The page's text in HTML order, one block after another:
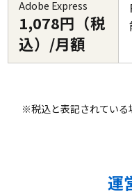
Adobe Express
1,078円（税
込）/月額
※税込と表記されている
運